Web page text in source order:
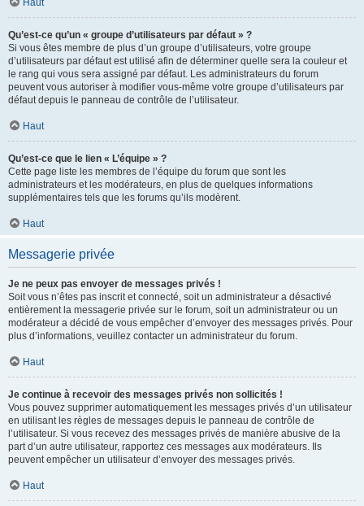
Haut
Qu’est-ce qu’un « groupe d’utilisateurs par défaut » ?
Si vous êtes membre de plus d’un groupe d’utilisateurs, votre groupe
d’utilisateurs par défaut est utilisé afin de déterminer quelle sera la couleur et
le rang qui vous sera assigné par défaut. Les administrateurs du forum
peuvent vous autoriser à modifier vous-même votre groupe d’utilisateurs par
défaut depuis le panneau de contrôle de l’utilisateur.
Haut
Qu’est-ce que le lien « L’équipe » ?
Cette page liste les membres de l’équipe du forum que sont les
administrateurs et les modérateurs, en plus de quelques informations
supplémentaires tels que les forums qu’ils modèrent.
Haut
Messagerie privée
Je ne peux pas envoyer de messages privés !
Soit vous n’êtes pas inscrit et connecté, soit un administrateur a désactivé
entièrement la messagerie privée sur le forum, soit un administrateur ou un
modérateur a décidé de vous empêcher d’envoyer des messages privés. Pour
plus d’informations, veuillez contacter un administrateur du forum.
Haut
Je continue à recevoir des messages privés non sollicités !
Vous pouvez supprimer automatiquement les messages privés d’un utilisateur
en utilisant les règles de messages depuis le panneau de contrôle de
l’utilisateur. Si vous recevez des messages privés de manière abusive de la
part d’un autre utilisateur, rapportez ces messages aux modérateurs. Ils
peuvent empêcher un utilisateur d’envoyer des messages privés.
Haut